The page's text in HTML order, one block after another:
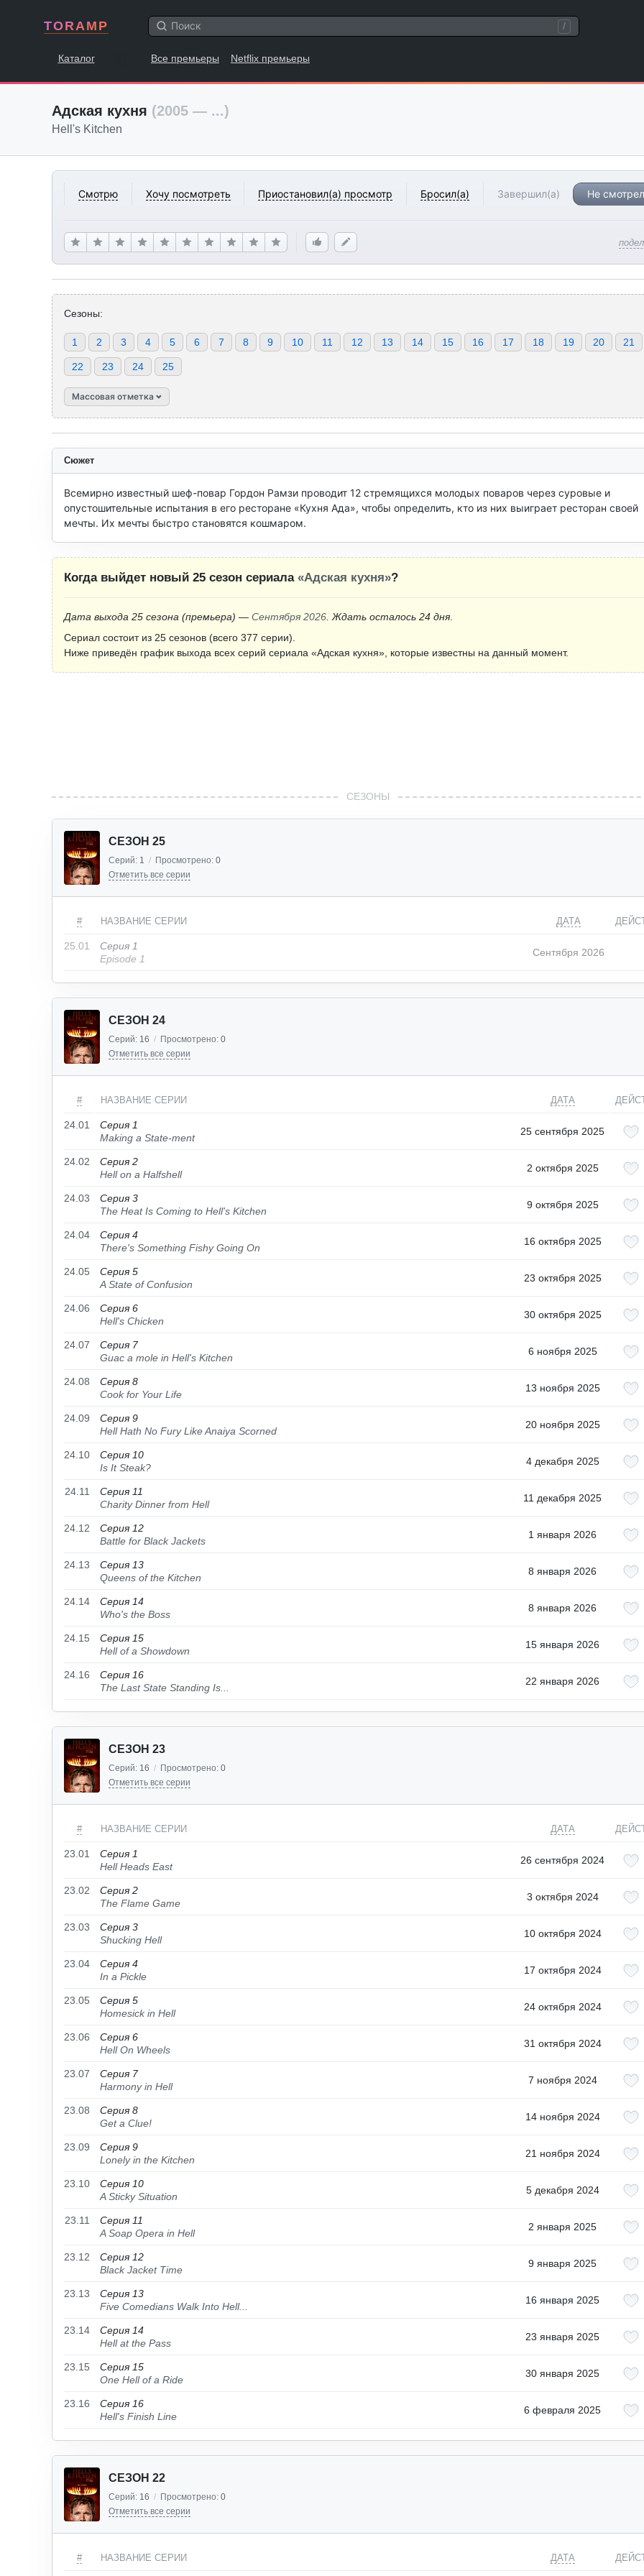
TORAMP /
Каталог Все премьеры Netflix премьеры
Адская кухня (2005 — ...)
Hell's Kitchen
Смотрю Хочу посмотреть Приостановил(а) просмотр Бросил(а) Завершил(а) Не
Сезоны:
1 2 3 4 5 6 7 8 9 10 11 12 13 14 15 16 17 18 19 20 21
22 23 24 25
Массовая отметка
Сюжет
Всемирно известный шеф-повар Гордон Рамзи проводит 12 стремящихся молодых поваров через суровые и
опустошительные испытания в его ресторане «Кухня Ада», чтобы определить, кто из них выиграет ресторан своей
мечты. Их мечты быстро становятся кошмаром.
Когда выйдет новый 25 сезон сериала «Адская кухня»?
Дата выхода 25 сезона (премьера) — Сентября 2026 . Ждать осталось 24 дня
Сериал состоит из 25 сезонов (всего 377 серии).
Ниже приведён график выхода всех серий сериала «Адская кухня», которые известны на данный момент.
СЕЗОНЫ
СЕЗОН 25
Серий: 1 / Просмотрено: 0
Отметить все серии
# НАЗВАНИЕ СЕРИИ ДАТА
25.01
Серия 1
Episode 1
Сентября 2026
СЕЗОН 24
Серий: 16 / Просмотрено: 0
Отметить все серии
# НАЗВАНИЕ СЕРИИ ДАТА
24.01
Серия 1
Making a State-ment
25 сентября 2025
24.02
Серия 2
Hell on a Halfshell
2 октября 2025
24.03
Серия 3
The Heat Is Coming to Hell's Kitchen
9 октября 2025
24.04
Серия 4
There's Something Fishy Going On
16 октября 2025
24.05
Серия 5
A State of Confusion
23 октября 2025
24.06
Серия 6
Hell's Chicken
30 октября 2025
24.07
Серия 7
Guac a mole in Hell's Kitchen
6 ноября 2025
24.08
Серия 8
Cook for Your Life
13 ноября 2025
24.09
Серия 9
Hell Hath No Fury Like Anaiya Scorned
20 ноября 2025
24.10
Серия 10
Is It Steak?
4 декабря 2025
24.11
Серия 11
Charity Dinner from Hell
11 декабря 2025
24.12
Серия 12
Battle for Black Jackets
1 января 2026
24.13
Серия 13
Queens of the Kitchen
8 января 2026
24.14
Серия 14
Who's the Boss
8 января 2026
24.15
Серия 15
Hell of a Showdown
15 января 2026
24.16
Серия 16
The Last State Standing Is...
22 января 2026
СЕЗОН 23
Серий: 16 / Просмотрено: 0
Отметить все серии
# НАЗВАНИЕ СЕРИИ ДАТА
23.01
Серия 1
Hell Heads East
26 сентября 2024
23.02
Серия 2
The Flame Game
3 октября 2024
23.03
Серия 3
Shucking Hell
10 октября 2024
23.04
Серия 4
In a Pickle
17 октября 2024
23.05
Серия 5
Homesick in Hell
24 октября 2024
23.06
Серия 6
Hell On Wheels
31 октября 2024
23.07
Серия 7
Harmony in Hell
7 ноября 2024
23.08
Серия 8
Get a Clue!
14 ноября 2024
23.09
Серия 9
Lonely in the Kitchen
21 ноября 2024
23.10
Серия 10
A Sticky Situation
5 декабря 2024
23.11
Серия 11
A Soap Opera in Hell
2 января 2025
23.12
Серия 12
Black Jacket Time
9 января 2025
23.13
Серия 13
Five Comedians Walk Into Hell...
16 января 2025
23.14
Серия 14
Hell at the Pass
23 января 2025
23.15
Серия 15
One Hell of a Ride
30 января 2025
23.16
Серия 16
Hell's Finish Line
6 февраля 2025
СЕЗОН 22
Серий: 16 / Просмотрено: 0
Отметить все серии
# НАЗВАНИЕ СЕРИИ ДАТА